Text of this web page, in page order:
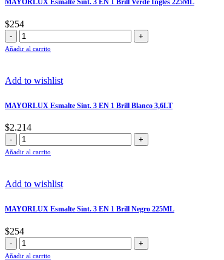
Negro
3,6LT
cantidad
MAYORLUX Esmalte Sint. 3 EN 1 Brill Verde Ingles 225ML
$254
MAYORLUX
Esmalte
EN
Verde
Ingles
225ML
cantidad
Añadir al carrito
Add to wishlist
MAYORLUX Esmalte Sint. 3 EN 1 Brill Blanco 3,6LT
$2.214
MAYORLUX
Esmalte
EN
Blanco
cantidad
Añadir al carrito
Add to wishlist
MAYORLUX Esmalte Sint. 3 EN 1 Brill Negro 225ML
$254
MAYORLUX
Esmalte
Añadir al carrito